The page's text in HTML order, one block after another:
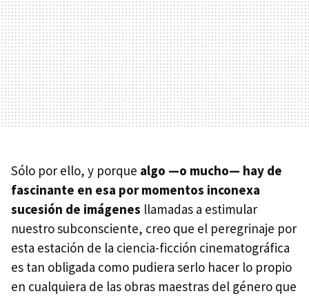
Sólo por ello, y porque algo —o mucho— hay de
fascinante en esa por momentos inconexa
sucesión de imágenes llamadas a estimular
nuestro subconsciente, creo que el peregrinaje por
esta estación de la ciencia-ficción cinematográfica
es tan obligada como pudiera serlo hacer lo propio
en cualquiera de las obras maestras del género que